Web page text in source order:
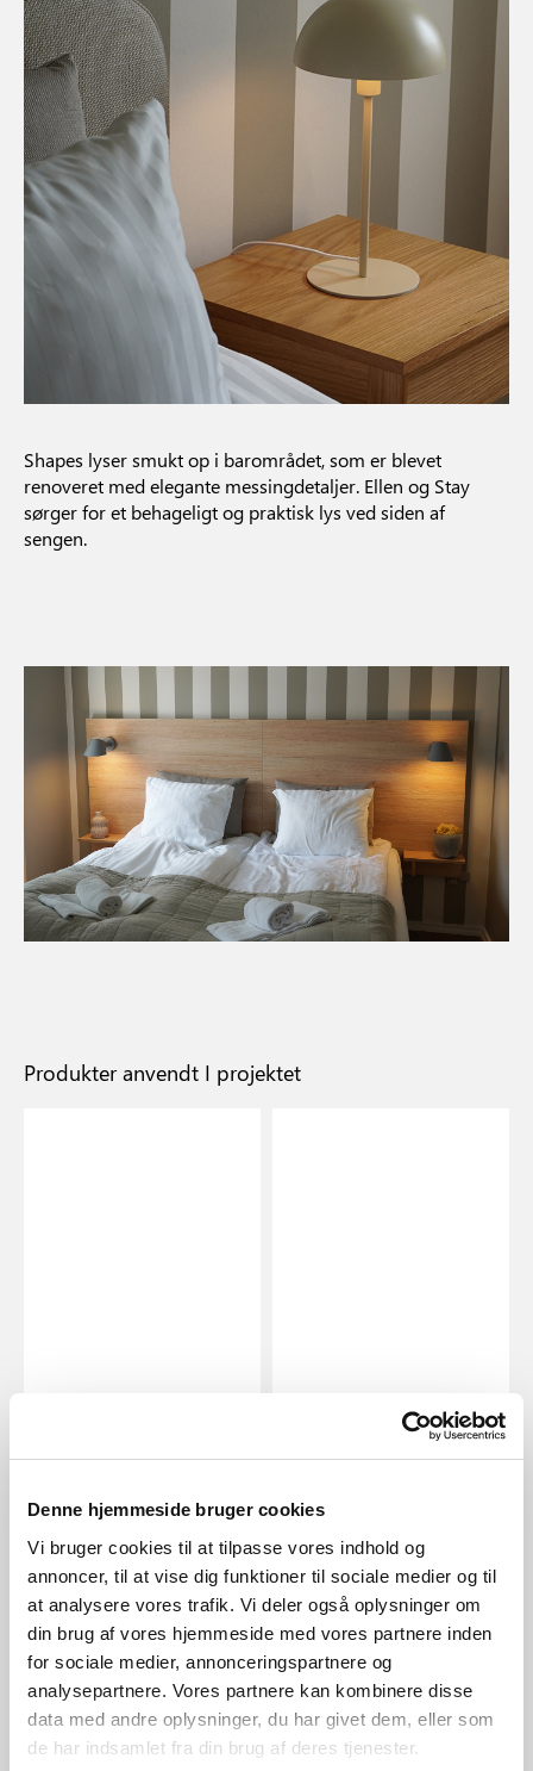
Denne hjemmeside bruger cookies
Vi bruger cookies til at tilpasse vores indhold og
annoncer, til at vise dig funktioner til sociale medier og til
at analysere vores trafik. Vi deler også oplysninger om
din brug af vores hjemmeside med vores partnere inden
for sociale medier, annonceringspartnere og
analysepartnere. Vores partnere kan kombinere disse
data med andre oplysninger, du har givet dem, eller som
de har indsamlet fra din brug af deres tjenester.
Shapes lyser smukt op i barområdet, som er blevet
renoveret med elegante messingdetaljer. Ellen og Stay
sørger for et behageligt og praktisk lys ved siden af
sengen.
Produkter anvendt I projektet
Design For The People
Shapes 27 | Pendel | Messing
Varenummer 2120023035
Design For The People
Stay | Væglampe | Grå
Varenummer 2220381010